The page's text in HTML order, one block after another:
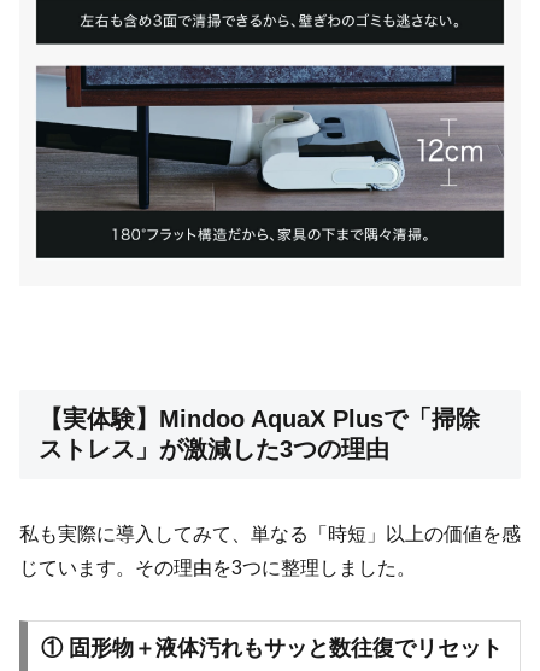
【実体験】Mindoo AquaX Plusで「掃除
ストレス」が激減した3つの理由
私も実際に導入してみて、単なる「時短」以上の価値を感
じています。その理由を3つに整理しました。
① 固形物＋液体汚れもサッと数往復でリセット